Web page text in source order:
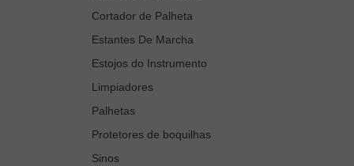
Cortador de Palheta
Estantes De Marcha
Estojos do Instrumento
Limpiadores
Palhetas
Protetores de boquilhas
Sinos